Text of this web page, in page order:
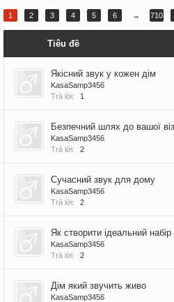
1 2 3 4 5 6 → 710
Tiêu đề
Якісний звук у кожен дім
KasaSamp3456
Trả lời:
1
Безпечний шлях до вашої
KasaSamp3456
Trả lời:
2
Сучасний звук для дому
KasaSamp3456
Trả lời:
2
Як створити ідеальний
KasaSamp3456
Trả lời:
2
Дім який звучить живо
KasaSamp3456